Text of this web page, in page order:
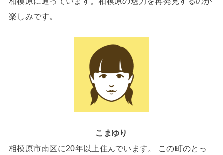
楽しみです。
こまゆり
相模原市南区に20年以上住んでいます。 この町のとっ